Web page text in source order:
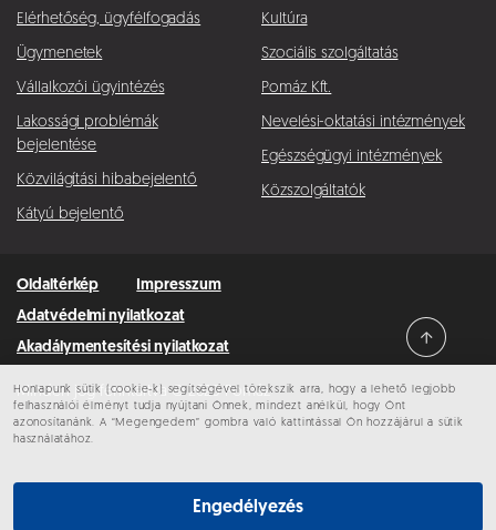
Honlapunk sütik (cookie-k) segítségével törekszik arra, hogy a lehető legjobb
felhasználói élményt tudja nyújtani Önnek, mindezt anélkül, hogy Önt
azonosítanánk. A “Megengedem” gombra való kattintással Ön hozzájárul a sütik
használatához.
Engedélyezés
Elérhetőség, ügyfélfogadás
Ügymenetek
Vállalkozói ügyintézés
Lakossági problémák
bejelentése
Közvilágítási hibabejelentő
Kátyú bejelentő
Kultúra
Szociális szolgáltatás
Pomáz Kft.
Nevelési-oktatási intézmények
Egészségügyi intézmények
Közszolgáltatók
Oldaltérkép
Impresszum
Adatvédelmi nyilatkozat
Akadálymentesítési nyilatkozat
Minden jog fenntartva © 2026 Pomáz